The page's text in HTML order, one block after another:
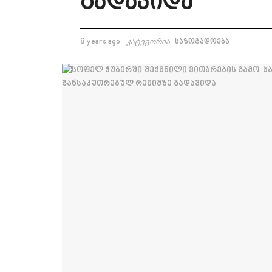
8 years ago კატეგორია: საზოგადოება